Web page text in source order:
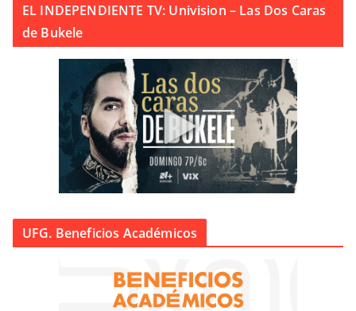
EL INDEPENDIENTE TV: Univision – Las Dos Caras
de Bukele
UFG. Beneficios Académicos